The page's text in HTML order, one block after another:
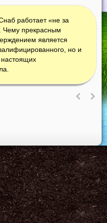
работает «не за
Чему прекрасным
является
но и
настоящих